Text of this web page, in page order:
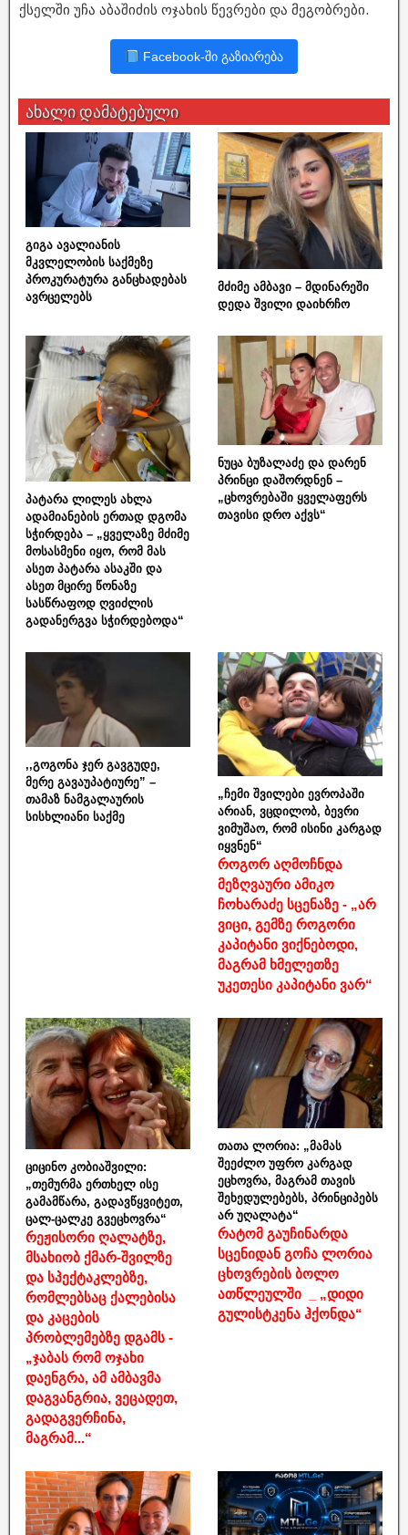
ქსელში უჩა აბაშიძის ოჯახის წევრები და მეგობრები.
Facebook-ში გაზიარება
ახალი დამატებული
გიგა ავალიანის
მკვლელობის საქმეზე
პროკურატურა განცხადებას
ავრცელებს
მძიმე ამბავი – მდინარეში
დედა შვილი დაიხრჩო
პატარა ლილეს ახლა
ადამიანების ერთად დგომა
სჭირდება – „ყველაზე მძიმე
მოსასმენი იყო, რომ მას
ასეთ პატარა ასაკში და
ასეთ მცირე წონაზე
სასწრაფოდ ღვიძლის
გადანერგვა სჭირდებოდა“
ნუცა ბუზალაძე და დარენ
პრინცი დაშორდნენ –
„ცხოვრებაში ყველაფერს
თავისი დრო აქვს“
,,გოგონა ჯერ გავგუდე,
მერე გავაუპატიურე” –
თამაზ ნამგალაურის
სისხლიანი საქმე
„ჩემი შვილები ევროპაში
არიან, ვცდილობ, ბევრი
ვიმუშაო, რომ ისინი კარგად
იყვნენ“
როგორ აღმოჩნდა
მეზღვაური ამიკო
ჩოხარაძე სცენაზე - „არ
ვიცი, გემზე როგორი
კაპიტანი ვიქნებოდი,
მაგრამ ხმელეთზე
უკეთესი კაპიტანი ვარ“
ციცინო კობიაშვილი:
„თემურმა ერთხელ ისე
გამამწარა, გადავწყვიტეთ,
ცალ-ცალკე გვეცხოვრა“
რეჟისორი ღალატზე,
მსახიობ ქმარ-შვილზე
და სპექტაკლებზე,
რომლებსაც ქალებისა
და კაცების
პრობლემებზე დგამს -
„ჯაბას რომ ოჯახი
დაენგრა, ამ ამბავმა
დაგვანგრია, ვეცადეთ,
გადაგვერჩინა,
მაგრამ...“
თათა ლორია: „მამას
შეეძლო უფრო კარგად
ეცხოვრა, მაგრამ თავის
შეხედულებებს, პრინციპებს
არ უღალატა“
რატომ გაუჩინარდა
სცენიდან გოჩა ლორია
ცხოვრების ბოლო
ათწლეულში _ „დიდი
გულისტკენა ჰქონდა“